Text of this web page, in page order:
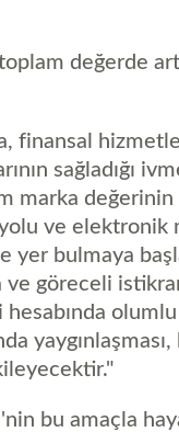
değerde
finansal
sağladığı
marka
ve elektronik
yer bulmaya
ve göreceli
hesabında
bu amaçla